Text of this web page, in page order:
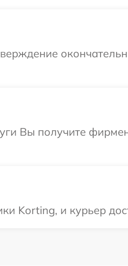
Вы получите
Korting, и курьер